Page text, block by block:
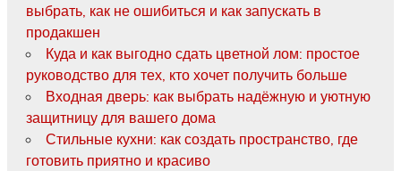
выбрать, как не ошибиться и как запускать в
продакшен
Куда и как выгодно сдать цветной лом: простое
руководство для тех, кто хочет получить больше
Входная дверь: как выбрать надёжную и уютную
защитницу для вашего дома
Стильные кухни: как создать пространство, где
готовить приятно и красиво